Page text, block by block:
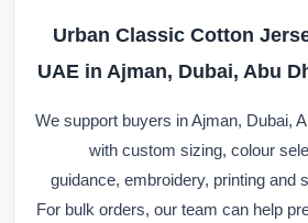
Urban Classic Cotton
UAE in Ajman, Dubai, Abu
We support buyers in Ajman, Dubai,
with custom sizing, colour
guidance, embroidery, printing and
For bulk orders, our team can help